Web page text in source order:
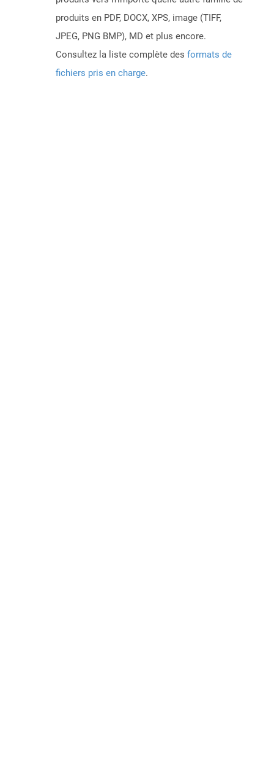
produits en PDF, DOCX, XPS, image (TIFF,
JPEG, PNG BMP), MD et plus encore.
Consultez la liste complète des formats de
fichiers pris en charge.